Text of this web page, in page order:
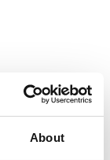
About